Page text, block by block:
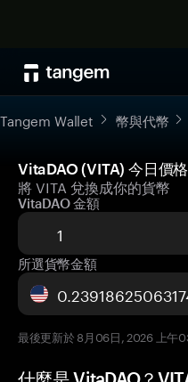
Tangem Wallet 幣與代幣
VitaDAO (VITA) 今日價
將 VITA 兌換成你的貨幣
VitaDAO 金額
所選貨幣金額
最後更新於 8月06日, 2026 上午